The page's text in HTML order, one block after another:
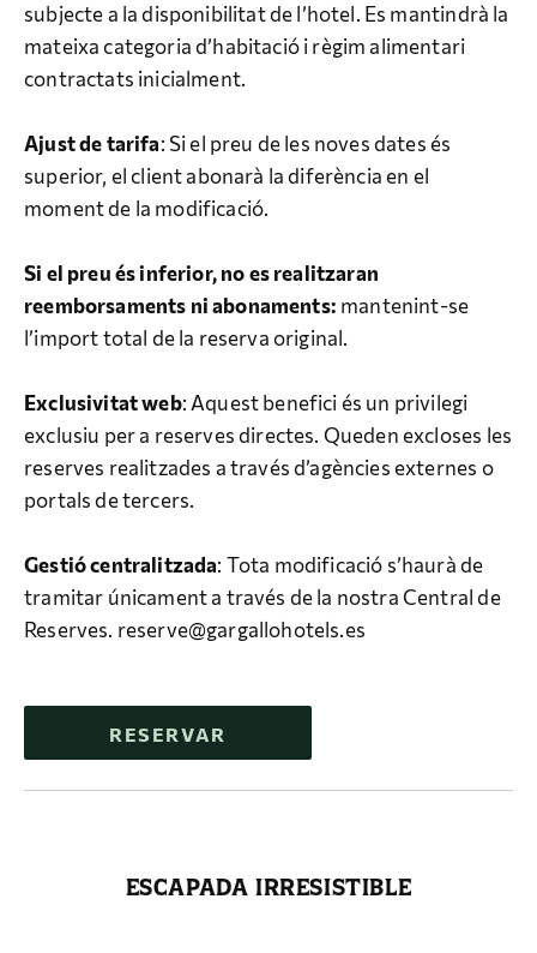
subjecte a la disponibilitat de l’hotel. Es mantindrà la
mateixa categoria d’habitació i règim alimentari
contractats inicialment.
Ajust de tarifa: Si el preu de les noves dates és
superior, el client abonarà la diferència en el
moment de la modificació.
Si el preu és inferior, no es realitzaran
reemborsaments ni abonaments: mantenint-se
l’import total de la reserva original.
Exclusivitat web: Aquest benefici és un privilegi
exclusiu per a reserves directes. Queden excloses les
reserves realitzades a través d’agències externes o
portals de tercers.
Gestió centralitzada: Tota modificació s’haurà de
tramitar únicament a través de la nostra Central de
Reserves. reserve@gargallohotels.es
RESERVAR
ESCAPADA IRRESISTIBLE